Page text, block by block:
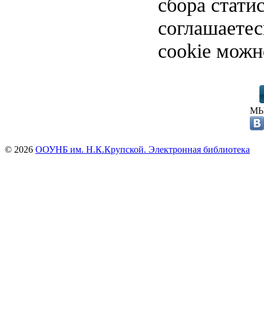
сбора
cookie
© 2026 ООУНБ им. Н.К.Крупской. Электронная библиотека